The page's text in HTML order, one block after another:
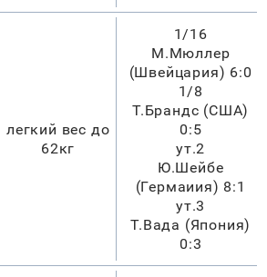
легкий вес до
62кг
1/16
М.Мюллер
(Швейцария) 6:0
1/8
Т.Брандс (США)
0:5
ут.2
Ю.Шейбе
(Гермаиия) 8:1
ут.3
Т.Вада (Япония)
0:3